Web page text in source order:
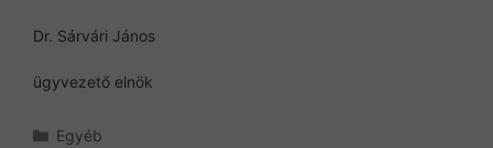
Dr. Sárvári János
ügyvezető elnök
Kategória
Egyéb